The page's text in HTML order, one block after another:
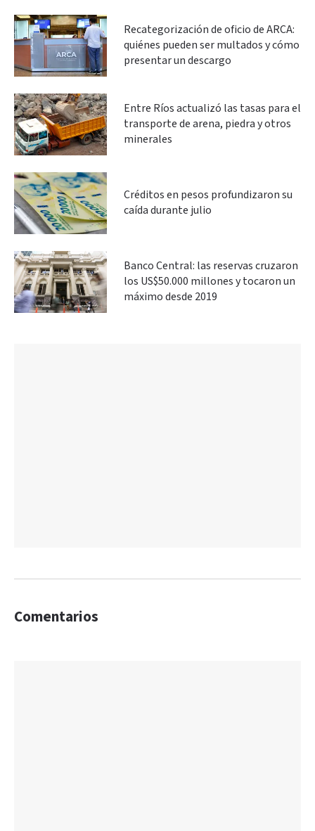
Recategorización de oficio de ARCA:
quiénes pueden ser multados y cómo
presentar un descargo
Entre Ríos actualizó las tasas para el
transporte de arena, piedra y otros
minerales
Créditos en pesos profundizaron su
caída durante julio
Banco Central: las reservas cruzaron
los US$50.000 millones y tocaron un
máximo desde 2019
Comentarios